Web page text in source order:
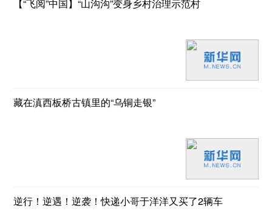
【“飞阅”中国】“山沟沟”变身乡村治理示范村
藏在滇西板桥古镇里的“乌铜走银”
逆行！逆遇！逆袭！快递小哥于洋洋又买了2辆车